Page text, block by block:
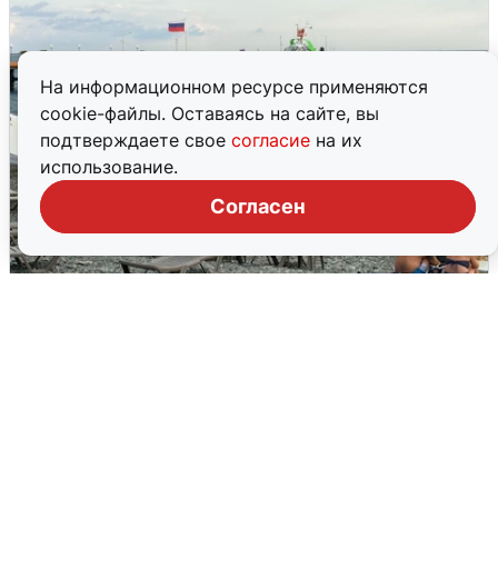
На информационном ресурсе применяются
cookie-файлы. Оставаясь на сайте, вы
подтверждаете свое согласие на их
использование.
Согласен